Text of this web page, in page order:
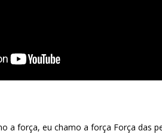
a força, eu chamo a força Força das